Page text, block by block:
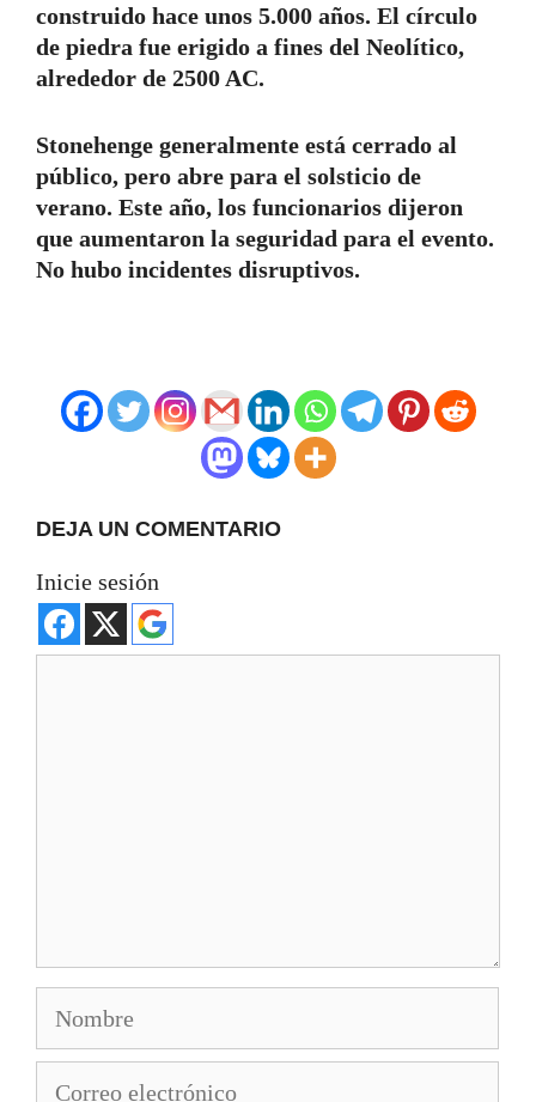
construido hace unos 5.000 años. El círculo
de piedra fue erigido a fines del Neolítico,
alrededor de 2500 AC.
Stonehenge generalmente está cerrado al
público, pero abre para el solsticio de
verano. Este año, los funcionarios dijeron
que aumentaron la seguridad para el evento.
No hubo incidentes disruptivos.
DEJA UN COMENTARIO
Inicie sesión